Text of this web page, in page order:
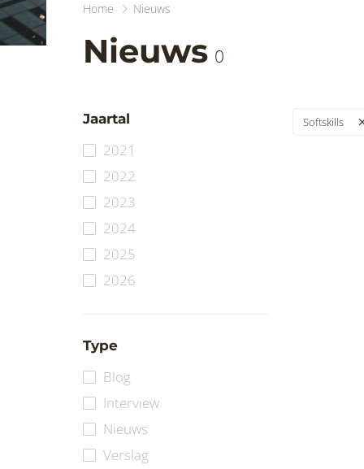
Home Nieuws
Nieuws 0
Jaartal
2021
2022
2023
2024
2025
2026
Type
Blog
Interview
Nieuws
Verslag
Softskills